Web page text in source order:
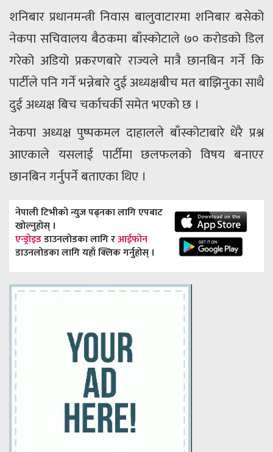
शनिबार प्रधानमन्त्री निवास बालुवाटारमा शनिबार बसेको
नेकपा सचिवालय बैठकमा बाँस्कोटाले ७० करोडको डिल
गरेको अडियो प्रकरणबारे राज्यले मात्रै छानबिन गर्ने कि
पार्टीले पनि गर्ने भन्नेबारे दुई अध्यक्षबीच मत बाझिनुका साथै
दुई अध्यक्ष बिच चर्काचर्की समेत भएको छ ।
नेकपा अध्यक्ष पुष्पकमल दाहालले बाँस्कोटाबारे धेरै प्रश्न
आएकाले यसलाई पार्टीमा छलफलको विषय बनाएर
छानबिन गर्नुपर्ने बताएका थिए ।
नेपाली टिभीको न्युज पढ्नका लागि एपबाट
खोल्नुहोस् ।
एन्ड्रोइडडाउनलोडका लागि रआईफोन
डाउनलोडका लागि यहाँ क्लिक गर्नुहोस् ।